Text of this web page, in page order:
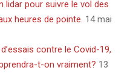
lidar pour suivre le vol des
heures de pointe. 14 mai
contre le Covid-19,
t-on vraiment? 13